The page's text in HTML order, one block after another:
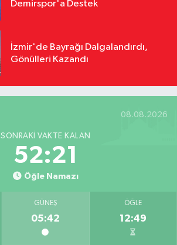
Demirspor'a Destek
İzmir'de Bayrağı Dalgalandırdı,
Gönülleri Kazandı
08.08.2026
SONRAKI VAKTE KALAN
52:20
Öğle Namazı
GÜNEŞ
05:42
ÖĞLE
12:49